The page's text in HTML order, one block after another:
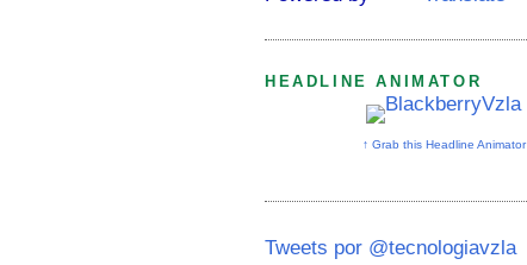
HEADLINE ANIMATOR
↑ Grab this Headline Animator
Tweets por @tecnologiavzla